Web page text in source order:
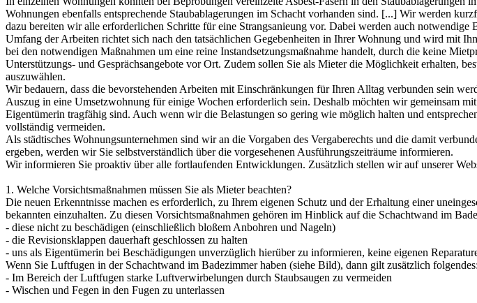
Wohnungen ebenfalls entsprechende Staubablagerungen im Schacht vorhanden sind. [...] Wir werden
dazu bereiten wir alle erforderlichen Schritte für eine Strangsanieung vor. Dabei werden auch
Umfang der Arbeiten richtet sich nach den tatsächlichen Gegebenheiten in Ihrer Wohnung und wird mit
bei den notwendigen Maßnahmen um eine reine Instandsetzungsmaßnahme handelt, durch die keine
Unterstützungs- und Gesprächsangebote vor Ort. Zudem sollen Sie als Mieter die Möglichkeit erhalten,
auszuwählen.
Wir bedauern, dass die bevorstehenden Arbeiten mit Einschränkungen für Ihren Alltag verbunden sein
Auszug in eine Umsetzwohnung für einige Wochen erforderlich sein. Deshalb möchten wir gemeinsam
Eigentümerin tragfähig sind. Auch wenn wir die Belastungen so gering wie möglich halten und
vollständig vermeiden.
Als städtisches Wohnungsunternehmen sind wir an die Vorgaben des Vergaberechts und die damit
ergeben, werden wir Sie selbstverständlich über die vorgesehenen Ausführungszeiträume informieren.
Wir informieren Sie proaktiv über alle fortlaufenden Entwicklungen. Zusätzlich stellen wir auf unserer
1. Welche Vorsichtsmaßnahmen müssen Sie als Mieter beachten?
Die neuen Erkenntnisse machen es erforderlich, zu Ihrem eigenen Schutz und der Erhaltung einer
bekannten einzuhalten. Zu diesen Vorsichtsmaßnahmen gehören im Hinblick auf die Schachtwand im
- diese nicht zu beschädigen (einschließlich bloßem Anbohren und Nageln)
- die Revisionsklappen dauerhaft geschlossen zu halten
- uns als Eigentümerin bei Beschädigungen unverzüglich hierüber zu informieren, keine eigenen
Wenn Sie Luftfugen in der Schachtwand im Badezimmer haben (siehe Bild), dann gilt zusätzlich folgendes:
- Im Bereich der Luftfugen starke Luftverwirbelungen durch Staubsaugen zu vermeiden
- Wischen und Fegen in den Fugen zu unterlassen